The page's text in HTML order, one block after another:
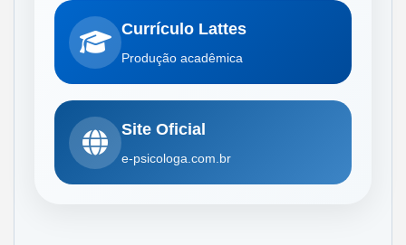
Currículo Lattes
Produção acadêmica
Site Oficial
e-psicologa.com.br